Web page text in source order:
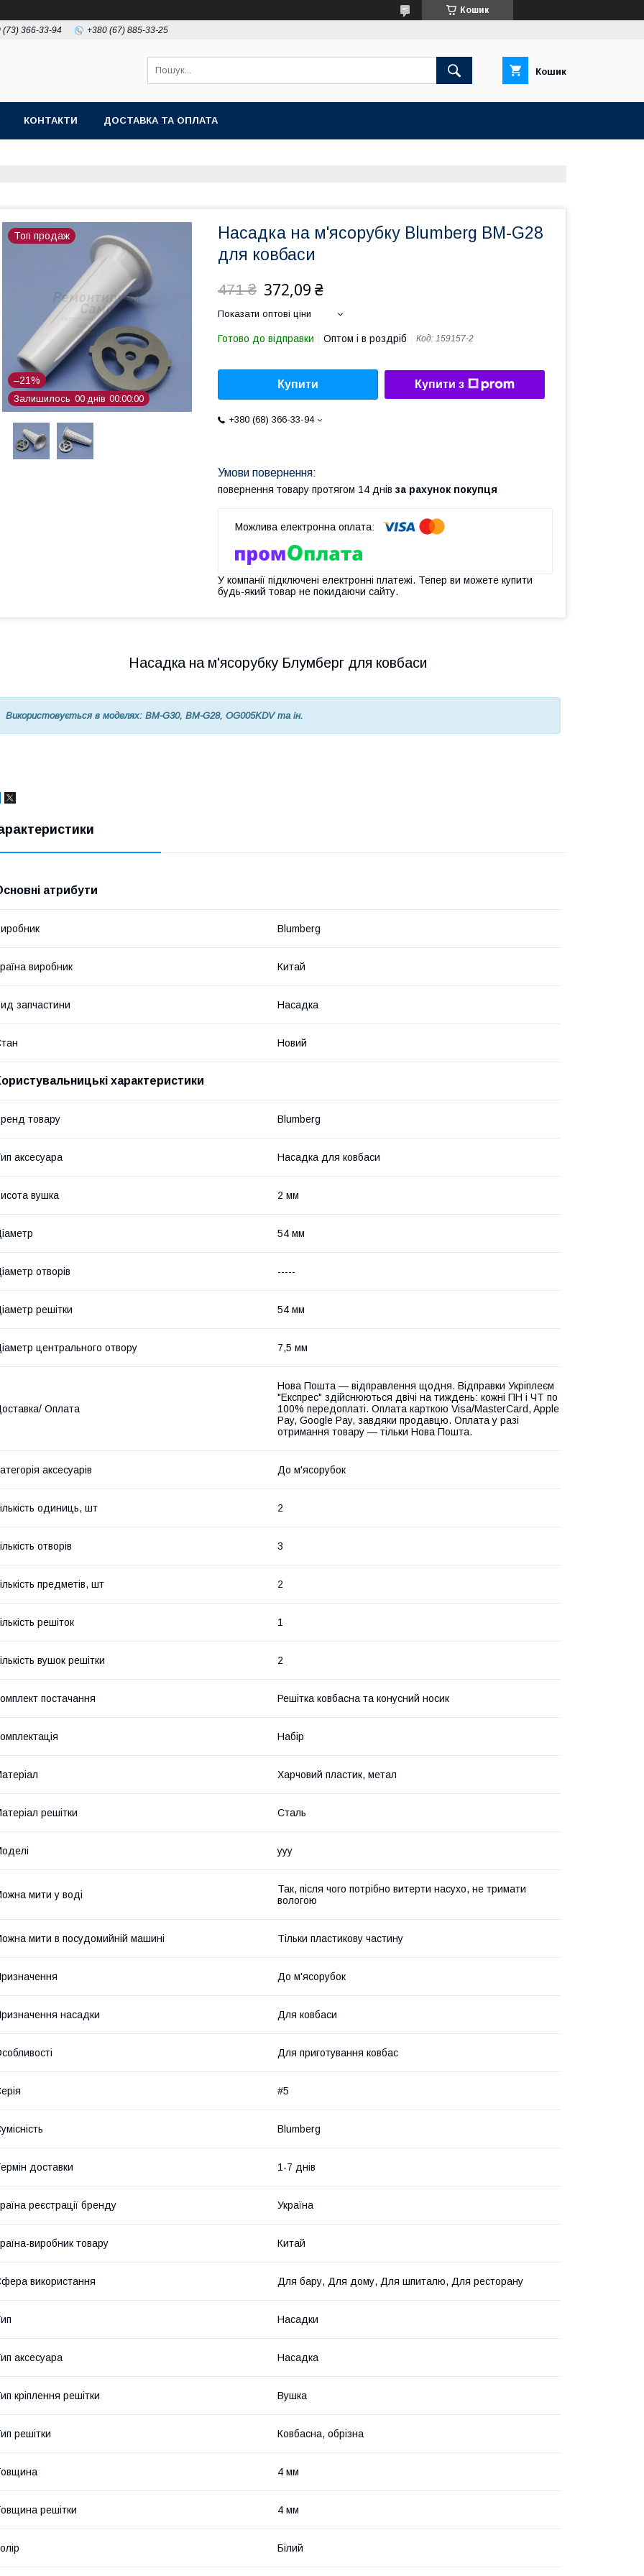
Кошик
(73) 366-33-94 +380 (67) 885-33-25
Кошик
КОНТАКТИ ДОСТАВКА ТА ОПЛАТА
Топ продаж
–21%
Залишилось 00 днів 00 00 00
Насадка на м'ясорубку Blumberg BM-G28
для ковбаси
471 ₴ 372,09 ₴
Показати оптові ціни
Готово до відправки Оптом і в роздріб Код: 159157-2
Купити Купити з
+380 (68) 366-33-94
повернення товару протягом 14 днів за рахунок покупця
У компанії підключені електронні платежі. Тепер ви можете купити
будь-який товар не покидаючи сайту.
Насадка на м'ясорубку Блумберг для ковбаси
Використовується в моделях: BM-G30, BM-G28, OG005KDV та ін.
атрибути
Blumberg
виробник Китай
запчастини Насадка
Новий
характеристики
товару Blumberg
аксесуара Насадка для ковбаси
вушка 2 мм
54 мм
отворів -----
решітки 54 мм
центрального отвору 7,5 мм
Оплата
Нова Пошта — відправлення щодня. Відправки Укріплеєм
"Експрес" здійснюються двічі на тиждень: кожні ПН і ЧТ по
100% передоплаті. Оплата карткою Visa/MasterCard, Apple
Pay, Google Pay, завдяки продавцю. Оплата у разі
отримання товару — тільки Нова Пошта.
аксесуарів До м'ясорубок
одиниць, шт 2
отворів 3
предметів, шт 2
решіток 1
вушок решітки 2
постачання Решітка ковбасна та конусний носик
Набір
Харчовий пластик, метал
решітки Сталь
yyy
мити у воді
Так, після чого потрібно витерти насухо, не тримати
вологою
мити в посудомийній машині Тільки пластикову частину
До м'ясорубок
насадки Для ковбаси
Для приготування ковбас
#5
Blumberg
доставки 1-7 днів
реєстрації бренду Україна
виробник товару Китай
використання Для бару, Для дому, Для шпиталю, Для ресторану
Насадки
аксесуара Насадка
кріплення решітки Вушка
решітки Ковбасна, обрізна
4 мм
решітки 4 мм
Білий